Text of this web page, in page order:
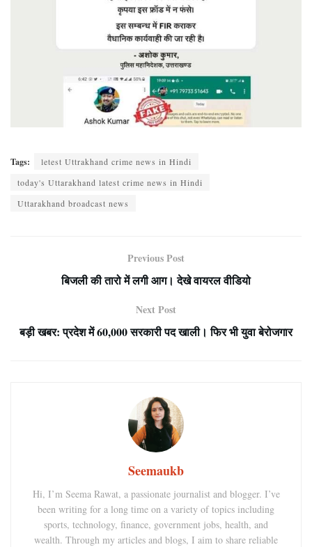
Tags:
letest Uttrakhand crime news in Hindi
today's Uttarakhand latest crime news in Hindi
Uttarakhand broadcast news
Previous Post
बिजली की तारो में लगी आग। देखे वायरल वीडियो
Next Post
बड़ी खबर: प्रदेश में 60,000 सरकारी पद खाली। फिर भी युवा बेरोजगार
Seemaukb
Hi, I’m Seema Rawat, a passionate journalist and blogger. I’ve
been writing for a long time on a variety of topics including
sports, technology, finance, government jobs, health, and
wealth. Through my articles and blogs, I aim to share reliable